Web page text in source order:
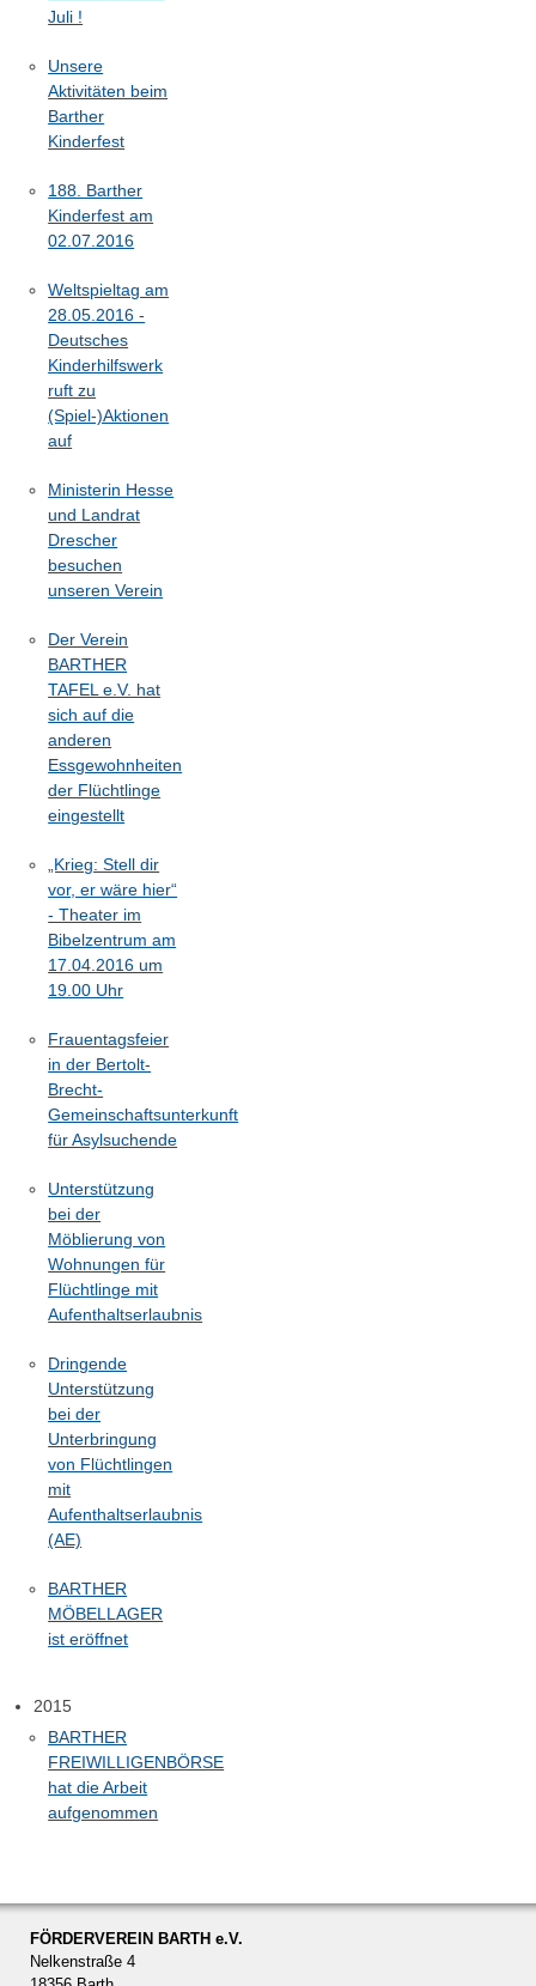
Juli !
Unsere
Aktivitäten beim
Barther
Kinderfest
188. Barther
Kinderfest am
02.07.2016
Weltspieltag am
28.05.2016 -
Deutsches
Kinderhilfswerk
ruft zu
(Spiel-)Aktionen
auf
Ministerin Hesse
und Landrat
Drescher
besuchen
unseren Verein
Der Verein
BARTHER
TAFEL e.V. hat
sich auf die
anderen
Essgewohnheiten
der Flüchtlinge
eingestellt
„Krieg: Stell dir
vor, er wäre hier“
- Theater im
Bibelzentrum am
17.04.2016 um
19.00 Uhr
Frauentagsfeier
in der Bertolt-
Brecht-
Gemeinschaftsunterkunft
für Asylsuchende
Unterstützung
bei der
Möblierung von
Wohnungen für
Flüchtlinge mit
Aufenthaltserlaubnis
Dringende
Unterstützung
bei der
Unterbringung
von Flüchtlingen
mit
Aufenthaltserlaubnis
(AE)
BARTHER
MÖBELLAGER
ist eröffnet
2015
BARTHER
FREIWILLIGENBÖRSE
hat die Arbeit
aufgenommen
FÖRDERVEREIN BARTH e.V.
Nelkenstraße 4